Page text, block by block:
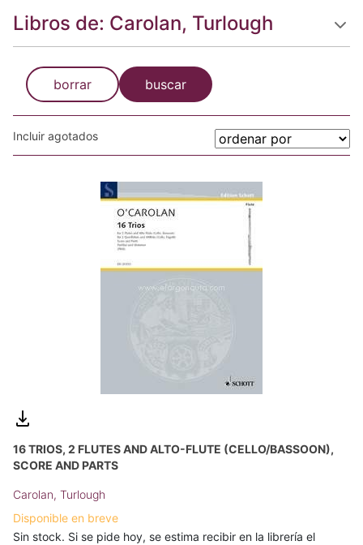
Libros de: Carolan, Turlough
borrar buscar
Incluir agotados
16 TRIOS, 2 FLUTES AND ALTO-FLUTE (CELLO/BASSOON),
SCORE AND PARTS
Carolan, Turlough
Disponible en breve
Sin stock. Si se pide hoy, se estima recibir en la librería el